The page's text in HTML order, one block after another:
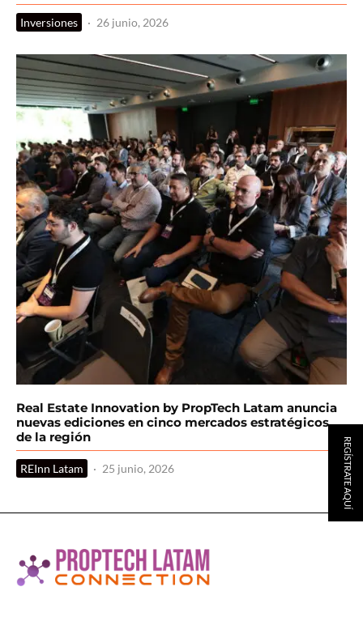
Inversiones · 26 junio, 2026
Real Estate Innovation by PropTech Latam anuncia
nuevas ediciones en cinco mercados estratégicos
de la región
REInn Latam · 25 junio, 2026 REGÍSTRATE AQUÍ